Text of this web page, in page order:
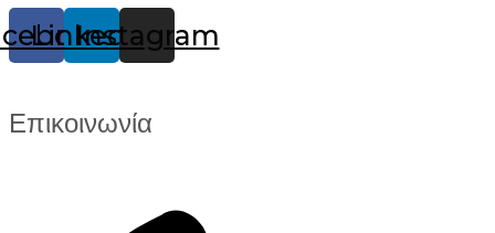
Linkedin
Instagram
Επικοινωνία